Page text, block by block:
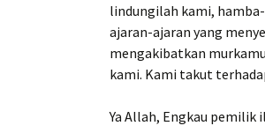
lindungilah kami,
ajaran-ajaran yang
mengakibatkan
kami. Kami takut
Ya Allah, Engkau pemilik